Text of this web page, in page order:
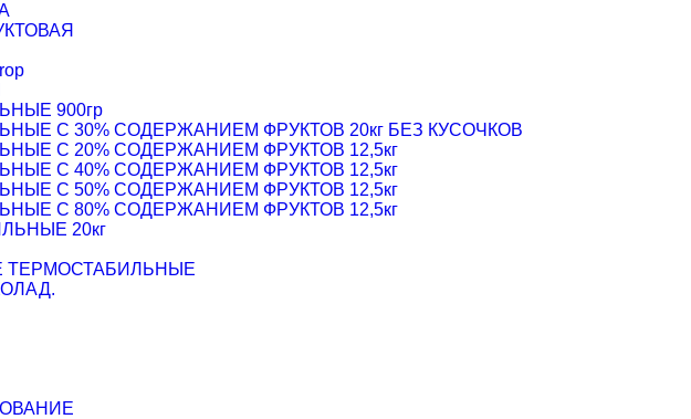
900гр
С 30% СОДЕРЖАНИЕМ ФРУКТОВ 20кг БЕЗ КУСОЧКОВ
С 20% СОДЕРЖАНИЕМ ФРУКТОВ 12,5кг
С 40% СОДЕРЖАНИЕМ ФРУКТОВ 12,5кг
С 50% СОДЕРЖАНИЕМ ФРУКТОВ 12,5кг
С 80% СОДЕРЖАНИЕМ ФРУКТОВ 12,5кг
20кг
ТЕРМОСТАБИЛЬНЫЕ